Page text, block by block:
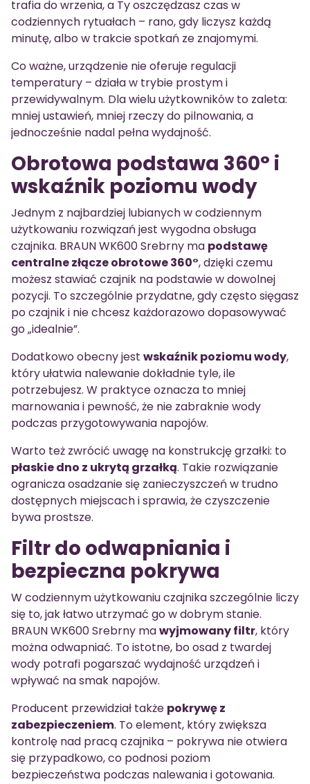
trafia do wrzenia, a Ty oszczędzasz czas w
codziennych rytuałach – rano, gdy liczysz każdą
minutę, albo w trakcie spotkań ze znajomymi.
Co ważne, urządzenie nie oferuje regulacji
temperatury – działa w trybie prostym i
przewidywalnym. Dla wielu użytkowników to zaleta:
mniej ustawień, mniej rzeczy do pilnowania, a
jednocześnie nadal pełna wydajność.
Obrotowa podstawa 360° i
wskaźnik poziomu wody
Jednym z najbardziej lubianych w codziennym
użytkowaniu rozwiązań jest wygodna obsługa
czajnika. BRAUN WK600 Srebrny ma podstawę
centralne złącze obrotowe 360°, dzięki czemu
możesz stawiać czajnik na podstawie w dowolnej
pozycji. To szczególnie przydatne, gdy często sięgasz
po czajnik i nie chcesz każdorazowo dopasowywać
go „idealnie”.
Dodatkowo obecny jest wskaźnik poziomu wody,
który ułatwia nalewanie dokładnie tyle, ile
potrzebujesz. W praktyce oznacza to mniej
marnowania i pewność, że nie zabraknie wody
podczas przygotowywania napojów.
Warto też zwrócić uwagę na konstrukcję grzałki: to
płaskie dno z ukrytą grzałką. Takie rozwiązanie
ogranicza osadzanie się zanieczyszczeń w trudno
dostępnych miejscach i sprawia, że czyszczenie
bywa prostsze.
Filtr do odwapniania i
bezpieczna pokrywa
W codziennym użytkowaniu czajnika szczególnie liczy
się to, jak łatwo utrzymać go w dobrym stanie.
BRAUN WK600 Srebrny mawyjmowany filtr, który
można odwapniać. To istotne, bo osad z twardej
wody potrafi pogarszać wydajność urządzeń i
wpływać na smak napojów.
Producent przewidział także pokrywę z
zabezpieczeniem. To element, który zwiększa
kontrolę nad pracą czajnika – pokrywa nie otwiera
się przypadkowo, co podnosi poziom
bezpieczeństwa podczas nalewania i gotowania.